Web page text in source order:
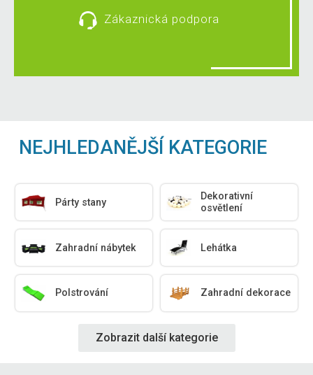
Zákaznická podpora
NEJHLEDANĚJŠÍ KATEGORIE
Párty stany
Dekorativní
osvětlení
Zahradní nábytek Lehátka
Polstrování Zahradní dekorace
Zobrazit další kategorie